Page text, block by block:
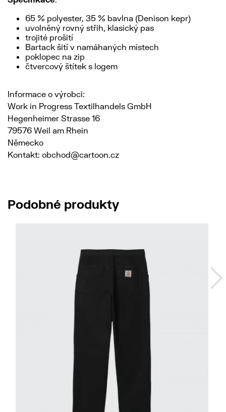
65 % polyester, 35 % bavlna (Denison kepr)
uvolněný rovný střih, klasický pas
trojité prošití
Bartack šití v namáhaných místech
poklopec na zip
čtvercový štítek s logem
Informace o výrobci:
Work in Progress Textilhandels GmbH
Hegenheimer Strasse 16
79576 Weil am Rhein
Německo
Kontakt: obchod@cartoon.cz
Podobné produkty